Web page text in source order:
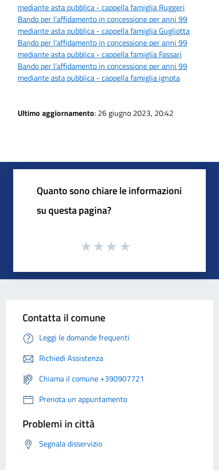
mediante asta pubblica - cappella famiglia Ruggeri
Bando per l’affidamento in concessione per anni 99
mediante asta pubblica - cappella famiglia Gugliotta
Bando per l’affidamento in concessione per anni 99
mediante asta pubblica - cappella famiglia Fassari
Bando per l’affidamento in concessione per anni 99
mediante asta pubblica - cappella famiglia ignota
Ultimo aggiornamento: 26 giugno 2023, 20:42
Quanto sono chiare le informazioni
su questa pagina?
Contatta il comune
Leggi le domande frequenti
Richiedi Assistenza
Chiama il comune +390907721
Prenota un appuntamento
Problemi in città
Segnala disservizio